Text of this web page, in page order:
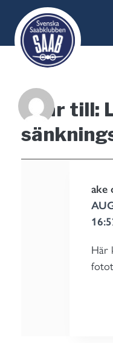
content
Svar till:
ake
Här
fotot